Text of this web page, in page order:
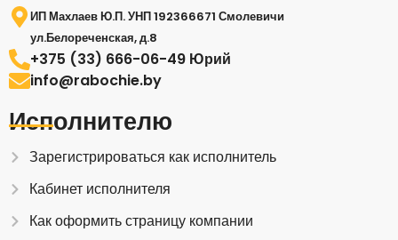
ИП Махлаев Ю.П. УНП 192366671 Смолевичи
ул.Белореченская, д.8
+375 (33) 666-06-49 Юрий
info@rabochie.by
Исполнителю
Зарегистрироваться как исполнитель
Кабинет исполнителя
Как оформить страницу компании